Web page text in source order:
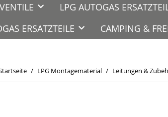
LPG AUTOGAS
ERSATZTEILE
CAMPING &
LPG Montagematerial Leitungen &